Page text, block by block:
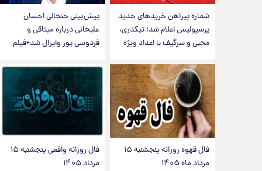
شماره پیراهن خریدهای جدید
پرسپولیس اعلام شد؛ تیکدری،
محبی و سرگیف با اعداد ویژه
پیش‌بینی جنجالی احسان
علیخانی درباره میثاقی و
فردوسی پور وایرال شد+فیلم
فال قهوه روزانه پنجشنبه ۱۵
مرداد ماه ۱۴۰۵
فال روزانه واقعی پنجشنبه ۱۵
مرداد ۱۴۰۵